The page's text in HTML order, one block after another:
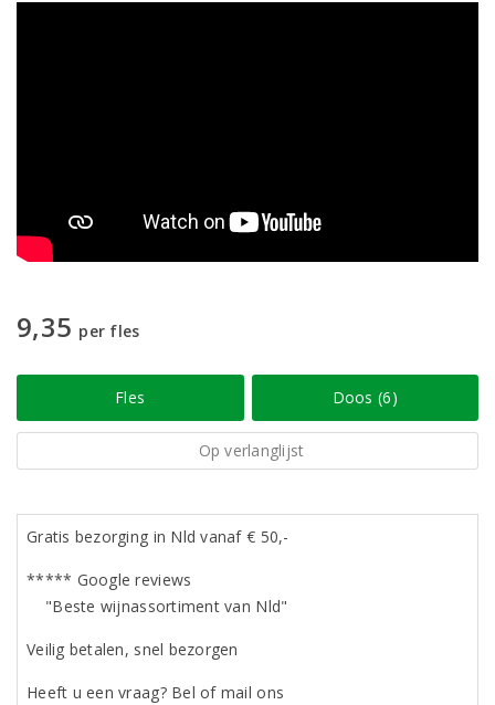
9,35 per fles
Fles Doos (6)
Op verlanglijst
Gratis bezorging in Nld vanaf € 50,-
***** Google reviews
"Beste wijnassortiment van Nld"
Veilig betalen, snel bezorgen
Heeft u een vraag? Bel of mail ons